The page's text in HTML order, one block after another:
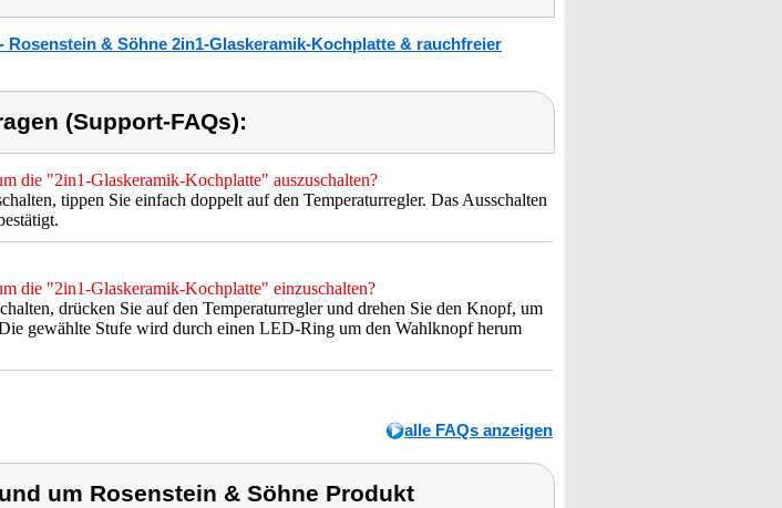
Rosenstein & Söhne 2in1-Glaskeramik-Kochplatte & rauchfreier
(Support-FAQs):
die "2in1-Glaskeramik-Kochplatte" auszuschalten?
tippen Sie einfach doppelt auf den Temperaturregler. Das Ausschalten
die "2in1-Glaskeramik-Kochplatte" einzuschalten?
drücken Sie auf den Temperaturregler und drehen Sie den Knopf, um
gewählte Stufe wird durch einen LED-Ring um den Wahlknopf herum
alle FAQs anzeigen
um Rosenstein & Söhne Produkt